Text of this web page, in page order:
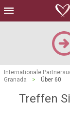
Internationale
Granada
> Über 60
Treffen